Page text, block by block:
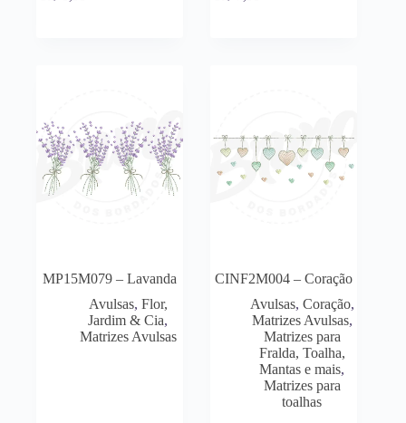
MP15M079 – Lavanda
Avulsas, Flor,
Jardim & Cia,
Matrizes Avulsas
CINF2M004 – Coração
Avulsas, Coração,
Matrizes Avulsas,
Matrizes para
Fralda, Toalha,
Mantas e mais,
Matrizes para
toalhas